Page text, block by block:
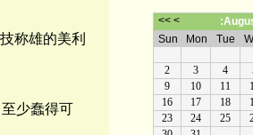
称雄的美利
少蠢得可